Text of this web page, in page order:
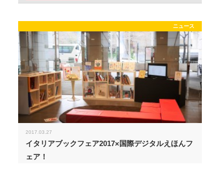
ニュース
2017.03.27
イタリアブックフェア2017×国際デジタルえほんフ
ェア！